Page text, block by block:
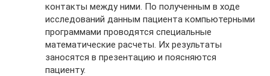
контакты между ними. По полученным в ходе
исследований данным пациента компьютерными
программами проводятся специальные
математические расчеты. Их результаты
заносятся в презентацию и поясняются
пациенту.